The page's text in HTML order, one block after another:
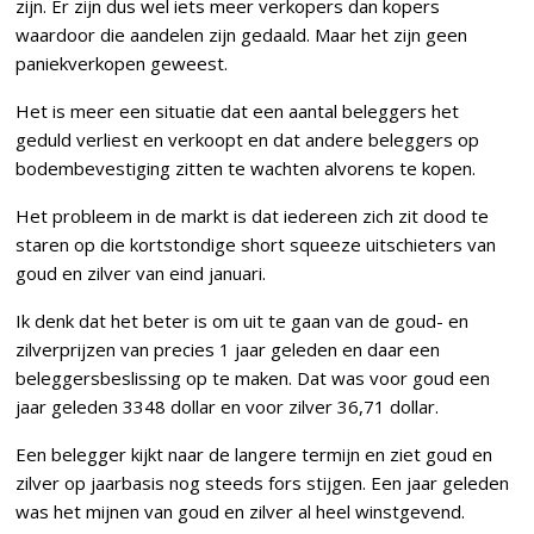
zijn. Er zijn dus wel iets meer verkopers dan kopers
waardoor die aandelen zijn gedaald. Maar het zijn geen
paniekverkopen geweest.
Het is meer een situatie dat een aantal beleggers het
geduld verliest en verkoopt en dat andere beleggers op
bodembevestiging zitten te wachten alvorens te kopen.
Het probleem in de markt is dat iedereen zich zit dood te
staren op die kortstondige short squeeze uitschieters van
goud en zilver van eind januari.
Ik denk dat het beter is om uit te gaan van de goud- en
zilverprijzen van precies 1 jaar geleden en daar een
beleggersbeslissing op te maken. Dat was voor goud een
jaar geleden 3348 dollar en voor zilver 36,71 dollar.
Een belegger kijkt naar de langere termijn en ziet goud en
zilver op jaarbasis nog steeds fors stijgen. Een jaar geleden
was het mijnen van goud en zilver al heel winstgevend.